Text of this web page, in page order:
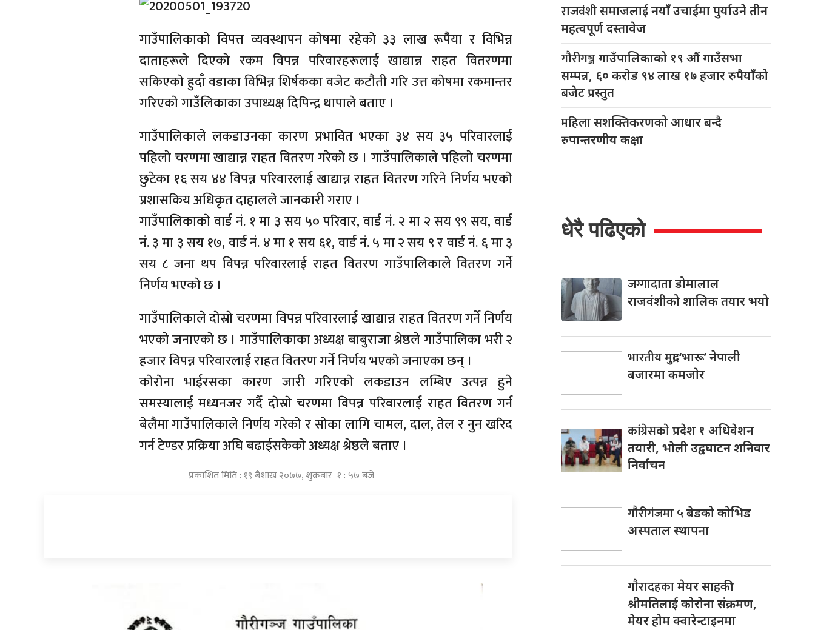
गाउँपालिकाकाे विपत्त व्यवस्थापन काेषमा रहेकाे ३३ लाख रूपैया र विभिन्न
दाताहरूले दिएकाे रकम विपन्न परिवारहरूलाई खाद्यान्न राहत वितरणमा
सकिएकाे हुदाँ वडाका विभिन्न शिर्षकका वजेट कटाैती गरि उत्त काेषमा रकमान्तर
गरिएकाे गाउँलिकाका उपाध्यक्ष दिपिन्द्र थापाले बताए ।
गाउँपालिकाले लकडाउनका कारण प्रभावित भएका ३४ सय ३५ परिवारलाई
पहिलाे चरणमा खाद्यान्न राहत वितरण गरेकाे छ । गाउँपालिकाले पहिलाे चरणमा
छुटेका १६ सय ४४ विपन्न परिवारलाई खाद्यान्न राहत वितरण गरिने निर्णय भएकाे
प्रशासकिय अधिकृत दाहालले जानकारी गराए ।
गाउँपालिकाकाे वार्ड नं. १ मा ३ सय ५० परिवार, वार्ड नं. २ मा २ सय ९९ सय, वार्ड
नं. ३ मा ३ सय १७, वार्ड नं. ४ मा १ सय ६१, वार्ड नं. ५ मा २ सय ९ र वार्ड नं. ६ मा ३
सय ८ जना थप विपन्न परिवारलाई राहत वितरण गाउँपालिकाले वितरण गर्ने
निर्णय भएकाे छ ।
गाउँपालिकाले दाेस्राे चरणमा विपन्न परिवारलाई खाद्यान्न राहत वितरण गर्ने निर्णय
भएकाे जनाएकाे छ । गाउँपालिकाका अध्यक्ष बाबुराजा श्रेष्ठले गाउँपालिका भरी २
हजार विपन्न परिवारलाई राहत वितरण गर्ने निर्णय भएकाे जनाएका छन् ।
काेराेना भाईरसका कारण जारी गरिएकाे लकडाउन लम्बिए उत्पन्न हुने
समस्यालाई मध्यनजर गर्दै दाेस्राे चरणमा विपन्न परिवारलाई राहत वितरण गर्न
बेलैमा गाउँपालिकाले निर्णय गरेकाे र साेका लागि चामल, दाल, तेल र नुन खरिद
गर्न टेण्डर प्रक्रिया अघि बढाईसकेकाे अध्यक्ष श्रेष्ठले बताए ।
प्रकाशित मिति : १९ बैशाख २०७७, शुक्रबार १ : ५७ बजे
राजवंशीसमाजलाई नयाँ उचाईमा पुर्याउने तीन
महत्वपूर्ण दस्तावेज
गौरीगञ्जगाउँपालिकाको १९ औं गाउँसभा
सम्पन्न, ६० करोड ९४ लाख १७ हजार रुपैयाँको
बजेट प्रस्तुत
महिलासशक्तिकरणको आधार बन्दै
रुपान्तरणीय कक्षा
धेरै पढिएको
जग्गादाताडोमालाल
राजवंशीको शालिक तयार भयो
भारतीयमुद्रा ‘भारू’ नेपाली
बजारमा कमजाेर
कांग्रेसकाेप्रदेश १ अधिवेशन
तयारी, भाेली उद्वघाटन शनिवार
निर्वाचन
गौरीगंजमा ५ बेडको कोभिड
अस्पताल स्थापना
गाैरादहकामेयर साहकी
श्रीमतिलाई काेराेना संक्रमण,
मेयर हाेम क्वारेन्टाइनमा